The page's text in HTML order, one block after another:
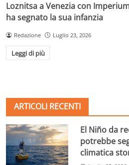
Loznitsa a Venezia con
ha segnato la sua infanzia
Redazione Luglio 23, 2026
Leggi di più
ARTICOLI RECENTI
El Niño da
potrebbe
climatica